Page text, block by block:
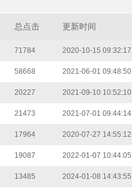
总点击 更新时间
71784 2020-10-15 09:32:17
58668 2021-06-01 09:48:50
20227 2021-09-10 10:52:10
21473 2021-07-01 09:44:14
17964 2020-07-27 14:55:12
19087 2022-01-07 10:44:05
13485 2024-01-08 14:43:55